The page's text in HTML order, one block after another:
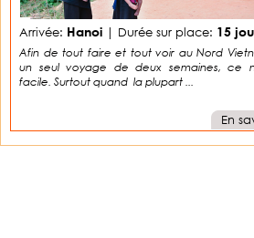
Arrivée: Hanoi | Durée sur place: 15
Afin de tout faire et tout voir au Nord
un seul voyage de deux semaines, ce
facile. Surtout quand la plupart ...
En